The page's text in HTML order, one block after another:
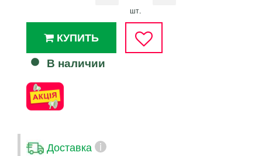
шт.
КУПИТЬ
В наличии
Доставка i